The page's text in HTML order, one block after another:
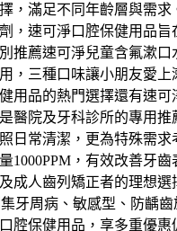
，滿足不同年齡層與需求
，速可淨口腔保健用品旨
推薦速可淨兒童含氟漱口
，三種口味讓小朋友愛上
用品的熱門選擇還有速可
醫院及牙科診所的專用推
日常清潔，更為特殊需求
1000PPM，有效改善牙
成人齒列矯正者的理想選
牙周病、敏感型、防齲
腔保健用品，享多重優惠